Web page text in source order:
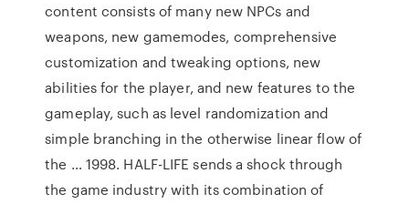
content consists of many new NPCs and
weapons, new gamemodes, comprehensive
customization and tweaking options, new
abilities for the player, and new features to the
gameplay, such as level randomization and
simple branching in the otherwise linear flow of
the … 1998. HALF-LIFE sends a shock through
the game industry with its combination of